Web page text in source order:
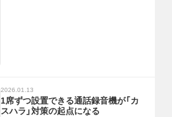
2026.01.13
1席ずつ設置できる通話録音機が「カ
スハラ」対策の起点になる